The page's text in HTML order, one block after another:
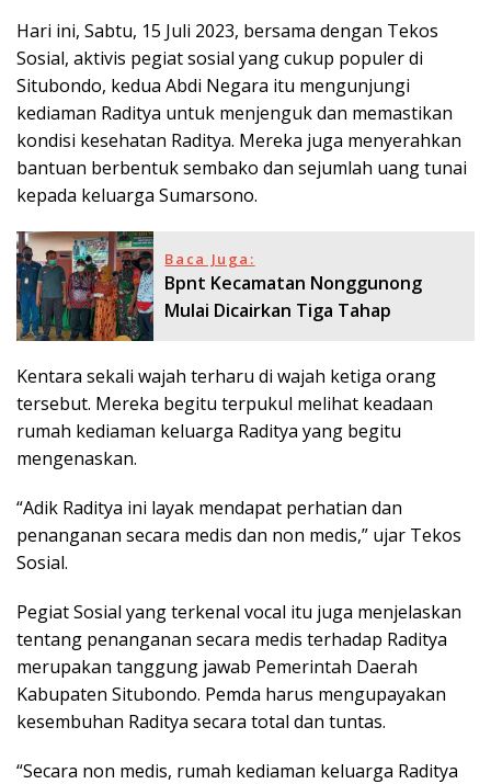
Hari ini, Sabtu, 15 Juli 2023, bersama dengan Tekos
Sosial, aktivis pegiat sosial yang cukup populer di
Situbondo, kedua Abdi Negara itu mengunjungi
kediaman Raditya untuk menjenguk dan memastikan
kondisi kesehatan Raditya. Mereka juga menyerahkan
bantuan berbentuk sembako dan sejumlah uang tunai
kepada keluarga Sumarsono.
Baca Juga:
Bpnt Kecamatan Nonggunong
Mulai Dicairkan Tiga Tahap
Kentara sekali wajah terharu di wajah ketiga orang
tersebut. Mereka begitu terpukul melihat keadaan
rumah kediaman keluarga Raditya yang begitu
mengenaskan.
“Adik Raditya ini layak mendapat perhatian dan
penanganan secara medis dan non medis,” ujar Tekos
Sosial.
Pegiat Sosial yang terkenal vocal itu juga menjelaskan
tentang penanganan secara medis terhadap Raditya
merupakan tanggung jawab Pemerintah Daerah
Kabupaten Situbondo. Pemda harus mengupayakan
kesembuhan Raditya secara total dan tuntas.
“Secara non medis, rumah kediaman keluarga Raditya